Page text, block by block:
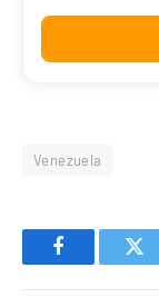
Venezuela
Facebook